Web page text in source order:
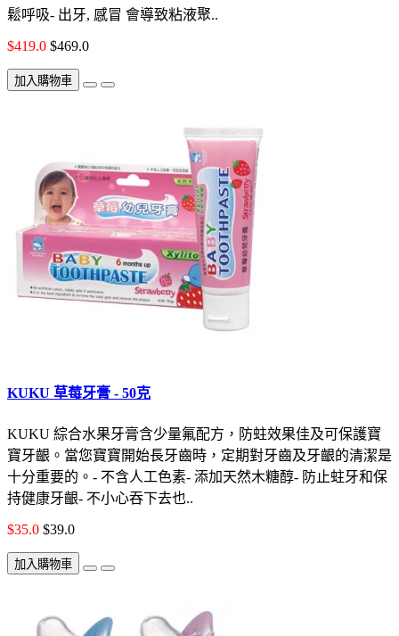
鬆呼吸- 出牙, 感冒 會導致粘液聚..
$419.0 $469.0
加入購物車
KUKU 草莓牙膏 - 50克
KUKU 綜合水果牙膏含少量氟配方，防蛀效果佳及可保護寶
寶牙齦。當您寶寶開始長牙齒時，定期對牙齒及牙齦的清潔是
十分重要的。- 不含人工色素- 添加天然木糖醇- 防止蛀牙和保
持健康牙齦- 不小心吞下去也..
$35.0 $39.0
加入購物車